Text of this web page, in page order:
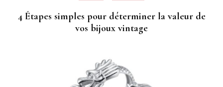
4 Étapes simples pour déterminer la valeur de
vos bijoux vintage